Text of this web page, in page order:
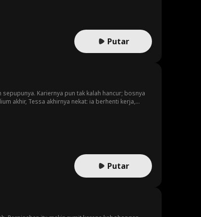
Putar
Kariernya pun tak kalah hancur; bosnya
akhir, Tessa akhirnya nekat: ia berhenti kerja,
Putar